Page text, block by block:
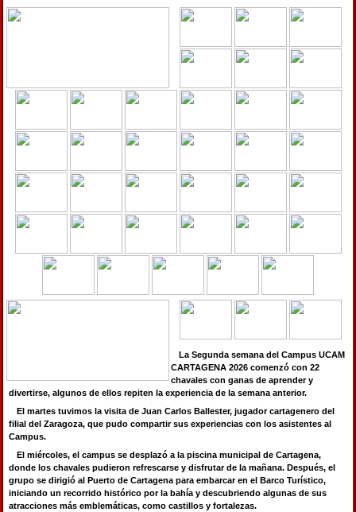
La Segunda semana del Campus UCAM
CARTAGENA 2026 comenzó con 22
chavales con ganas de aprender y
divertirse, algunos de ellos repiten la experiencia de la semana anterior.
El martes tuvimos la visita de Juan Carlos Ballester, jugador cartagenero del
filial del Zaragoza, que pudo compartir sus experiencias con los asistentes al
Campus.
El miércoles, el campus se desplazó a la piscina municipal de Cartagena,
donde los chavales pudieron refrescarse y disfrutar de la mañana. Después, el
grupo se dirigió al Puerto de Cartagena para embarcar en el Barco Turístico,
iniciando un recorrido histórico por la bahía y descubriendo algunas de sus
atracciones más emblemáticas, como castillos y fortalezas.